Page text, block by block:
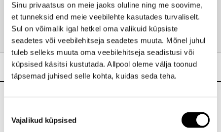
Sinu privaatsus on meie jaoks oluline ning me soovime,
et tunneksid end meie veebilehte kasutades turvaliselt.
Sul on võimalik igal hetkel oma valikuid küpsiste
seadetes või veebilehitseja seadetes muuta. Mõnel juhul
tuleb selleks muuta oma veebilehitseja seadistusi või
küpsised käsitsi kustutada. Allpool oleme välja toonud
täpsemad juhised selle kohta, kuidas seda teha.
valik
Vajalikud küpsised
59,95 €
Meie poed
Kristiine Kaubanduskeskus